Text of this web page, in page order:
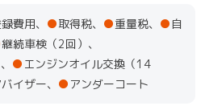
費用、 ●取得税、 ●重量税、 ● 自
継続車検（2回）、
● エンジンオイル交換（14
イザー、 ● アンダーコート